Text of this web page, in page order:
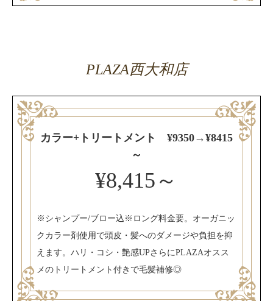
PLAZA西大和店
カラー+トリートメント ¥9350→¥8415
～
¥8,415～
※シャンプー/ブロー込※ロング料金要。オーガニッ
クカラー剤使用で頭皮・髪へのダメージや負担を抑
えます。ハリ・コシ・艶感UPさらにPLAZAオスス
メのトリートメント付きで毛髪補修◎